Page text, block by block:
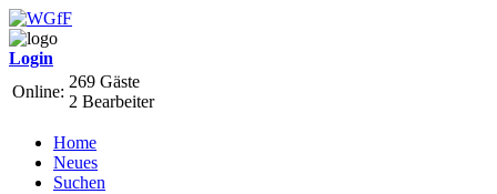
Login
Online:
269 Gäste
2 Bearbeiter
Home
Neues
Suchen